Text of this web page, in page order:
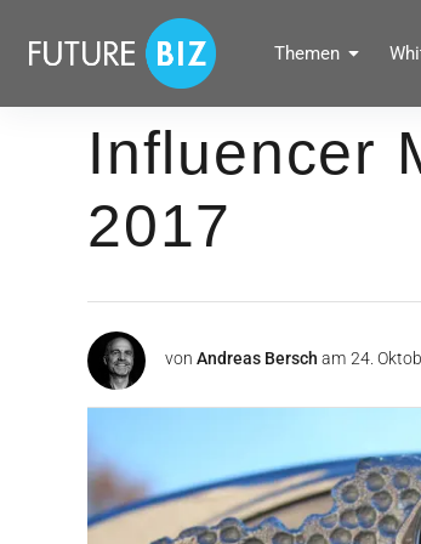
überspringen
FUTUREBIZ
Social Media Marketing Blog für Unternehmen by
Themen
Influencer
2017
von Andreas Bersch am 24.